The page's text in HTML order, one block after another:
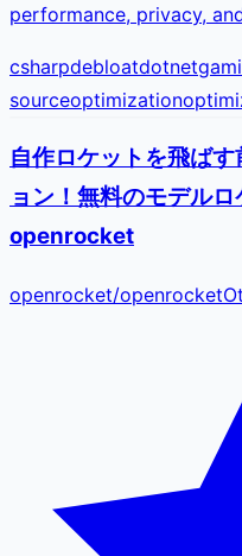
performance, privacy,
csharpdebloatdotnet
sourceoptimization
自作ロケットを飛ば
ョン！無料のモデル
openrocket
openrocket/openrocket